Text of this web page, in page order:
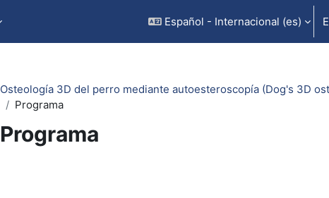
Español - Internacional ‎(es)‎
Osteología 3D del perro mediante autoesteroscopía (Dog's 3D
Programa
Programa